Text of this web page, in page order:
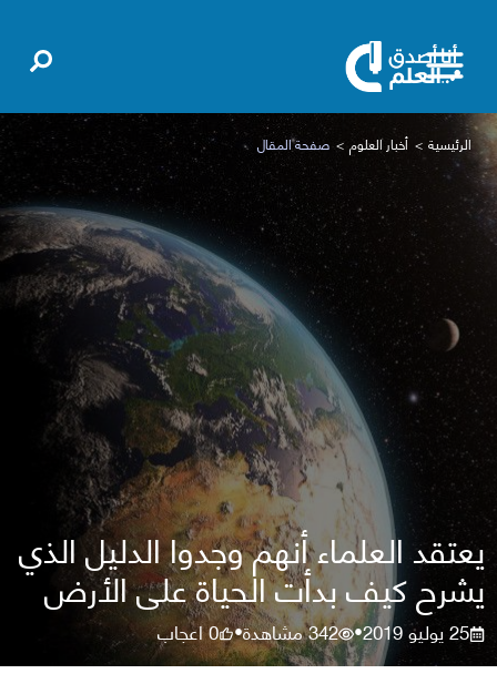
الرئيسية أخبار العلوم صفحة المقال
يعتقد العلماء أنهم وجدوا الدليل الذي
يشرح كيف بدأت الحياة على الأرض
25 يوليو 2019 •
342مشاهدة•
0اعجاب